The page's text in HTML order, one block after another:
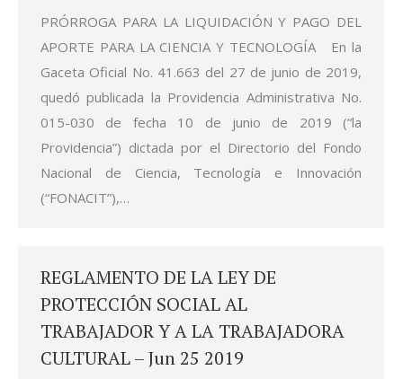
PRÓRROGA PARA LA LIQUIDACIÓN Y PAGO DEL
APORTE PARA LA CIENCIA Y TECNOLOGÍA En la
Gaceta Oficial No. 41.663 del 27 de junio de 2019,
quedó publicada la Providencia Administrativa No.
015-030 de fecha 10 de junio de 2019 (“la
Providencia”) dictada por el Directorio del Fondo
Nacional de Ciencia, Tecnología e Innovación
(“FONACIT”),…
REGLAMENTO DE LA LEY DE
PROTECCIÓN SOCIAL AL
TRABAJADOR Y A LA TRABAJADORA
CULTURAL – Jun 25 2019